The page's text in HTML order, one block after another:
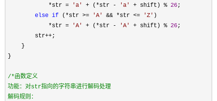
*str =
'a ' + (*str - 'a ' + shift) % 26;
else if (*str >= 'A ' && *str <= 'Z ' )
*str =
'A ' + (*str - 'A ' + shift) % 26;
        str
++;
    }
}
/*函数定义
功能：对str指向的字符串进行解码处理
解码规则：